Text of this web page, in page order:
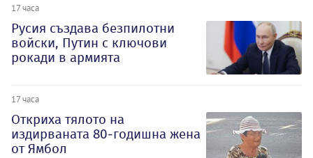
17 часа
Русия създава безпилотни
войски, Путин с ключови
рокади в армията
17 часа
Откриха тялото на
издирваната 80-годишна жена
от Ямбол